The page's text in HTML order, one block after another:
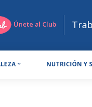
Únete al Club
NUTRICIÓN Y